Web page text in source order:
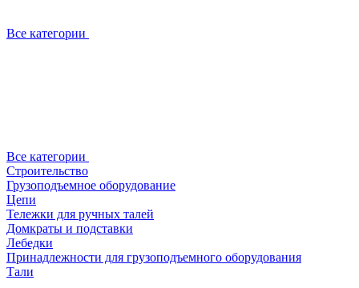
Все категории
Все категории
Строительство
Грузоподъемное оборудование
Цепи
Тележки для ручных талей
Домкраты и подставки
Лебедки
Принадлежности для грузоподъемного оборудования
Тали